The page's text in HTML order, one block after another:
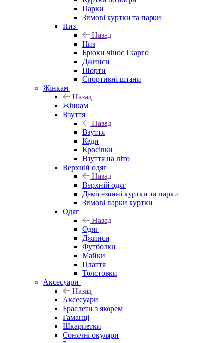
Парки
Зимові куртки та парки
Низ
Назад
Низ
Брюки чінос і карго
Джинси
Шорти
Спортивні штани
Жінкам
Назад
Жінкам
Взуття
Назад
Взуття
Кеди
Кросівки
Взуття на літо
Верхній одяг
Назад
Верхній одяг
Демісезонні куртки та парки
Зимові парки куртки
Одяг
Назад
Одяг
Джинси
Футболки
Майки
Плаття
Толстовки
Аксесуари
Назад
Аксесуари
Браслети з якорем
Гаманці
Шкарпетки
Сонячні окуляри